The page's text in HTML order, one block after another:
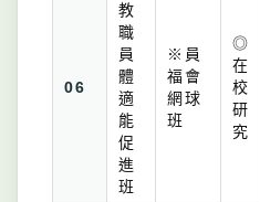
06
教
職
員
體
適
能
促
進
班
※員
福會
網球
班
◎
在
校
研
究